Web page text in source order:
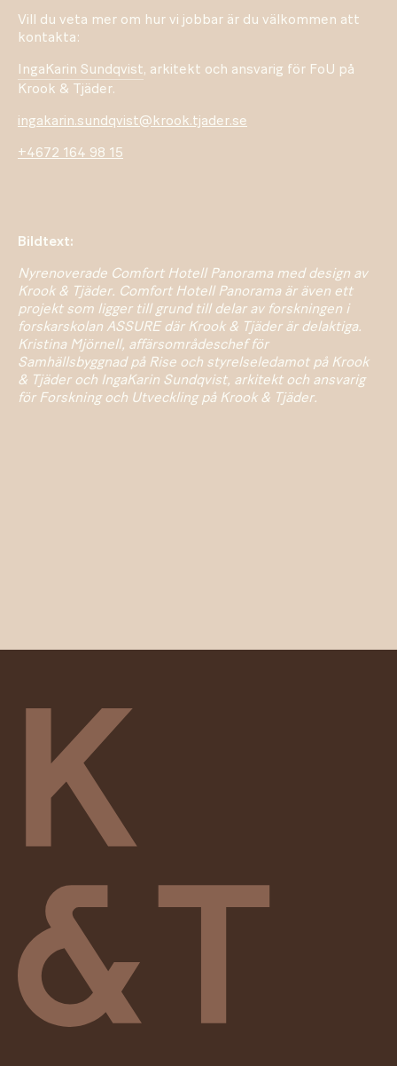
Vill du veta mer om hur vi jobbar är du välkommen att
kontakta:
IngaKarin Sundqvist, arkitekt och ansvarig för FoU på
Krook & Tjäder.
ingakarin.sundqvist@krook.tjader.se
+4672 164 98 15
Bildtext:
Nyrenoverade Comfort Hotell Panorama med design av
Krook & Tjäder. Comfort Hotell Panorama är även ett
projekt som ligger till grund till delar av forskningen i
forskarskolan ASSURE där Krook & Tjäder är delaktiga.
Kristina Mjörnell, affärsområdeschef för
Samhällsbyggnad på Rise och styrelseledamot på Krook
& Tjäder och IngaKarin Sundqvist, arkitekt och ansvarig
för Forskning och Utveckling på Krook & Tjäder.